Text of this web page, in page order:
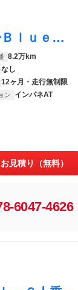
フリード Ｇ ホンダ認定中古車ワンオーナー車◆ナビ◆Ｂｌｕｅｔｏｏｔｈ◆ＵＳＢポート◆地デジフルセグ◆ＥＴＣ車載器◆シートヒーター◆両側パワースライドドア◆スマートキー◆ＬＥＤヘッドライト◆衝突被害軽減ブレーキ◆
8.2万km
なし
12ヶ月・走行無制限
ン インパネAT
見積り（無料）
6047-4626